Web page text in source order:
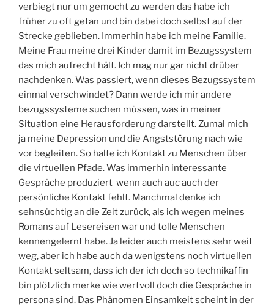
verbiegt nur um gemocht zu werden das habe ich
früher zu oft getan und bin dabei doch selbst auf der
Strecke geblieben. Immerhin habe ich meine Familie.
Meine Frau meine drei Kinder damit im Bezugssystem
das mich aufrecht hält. Ich mag nur gar nicht drüber
nachdenken. Was passiert, wenn dieses Bezugssystem
einmal verschwindet? Dann werde ich mir andere
bezugssysteme suchen müssen, was in meiner
Situation eine Herausforderung darstellt. Zumal mich
ja meine Depression und die Angststörung nach wie
vor begleiten. So halte ich Kontakt zu Menschen über
die virtuellen Pfade. Was immerhin interessante
Gespräche produziert wenn auch auc auch der
persönliche Kontakt fehlt. Manchmal denke ich
sehnsüchtig an die Zeit zurück, als ich wegen meines
Romans auf Lesereisen war und tolle Menschen
kennengelernt habe. Ja leider auch meistens sehr weit
weg, aber ich habe auch da wenigstens noch virtuellen
Kontakt seltsam, dass ich der ich doch so technikaffin
bin plötzlich merke wie wertvoll doch die Gespräche in
persona sind. Das Phänomen Einsamkeit scheint in der